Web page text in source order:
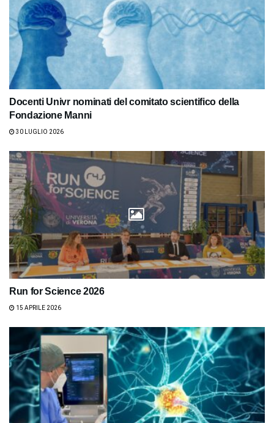
Docenti Univr nominati del comitato scientifico della
Fondazione Manni
30 LUGLIO 2026
Run for Science 2026
15 APRILE 2026